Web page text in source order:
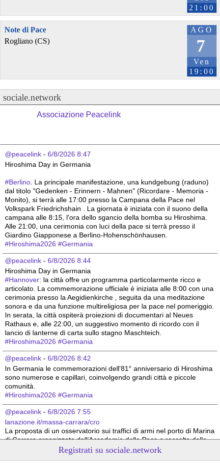
21:00
AGO
7
Ven
19:00
Note di Pace
Rogliano (CS)
sociale.network
Associazione Peacelink
@peacelink - 6/8/2026 8:47
Hiroshima Day in Germania
#Berlino . La principale manifestazione, una kundgebung (raduno)
dal titolo "Gedenken - Erinnern - Mahnen" (Ricordare - Memoria -
Monito), si terrà alle 17:00 presso la Campana della Pace nel
Volkspark Friedrichshain . La giornata è iniziata con il suono della
campana alle 8:15, l'ora dello sgancio della bomba su Hiroshima.
Alle 21:00, una cerimonia con luci della pace si terrà presso il
Giardino Giapponese a Berlino-Hohenschönhausen.
#Hiroshima2026 #Germania
@peacelink - 6/8/2026 8:44
Hiroshima Day in Germania
#Hannover: la città offre un programma particolarmente ricco e
articolato. La commemorazione ufficiale è iniziata alle 8:00 con una
cerimonia presso la Aegidienkirche , seguita da una meditazione
sonora e da una funzione multireligiosa per la pace nel pomeriggio.
In serata, la città ospiterà proiezioni di documentari al Neues
Rathaus e, alle 22:00, un suggestivo momento di ricordo con il
lancio di lanterne di carta sullo stagno Maschteich.
#Hiroshima2026 #Germania
@peacelink - 6/8/2026 8:42
In Germania le commemorazioni dell'81° anniversario di Hiroshima
sono numerose e capillari, coinvolgendo grandi città e piccole
comunità.
#Hiroshima2026 #Germania
@peacelink - 6/8/2026 7:55
lanazione.it/massa-carrara/cro
La proposta di un osservatorio sui traffici di armi nel porto di Marina
di Carrara organizzato dall’Accademia della Pace e raccolta dalla
sindaca Serena Arrighi.
Linda Maggiori, nel ricostruire l’inchiesta che ha fatto per
Registrati su sociale.network